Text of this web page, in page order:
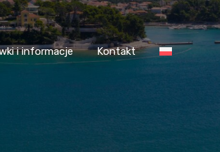
i informacje Kontakt
i informacje Kontakt